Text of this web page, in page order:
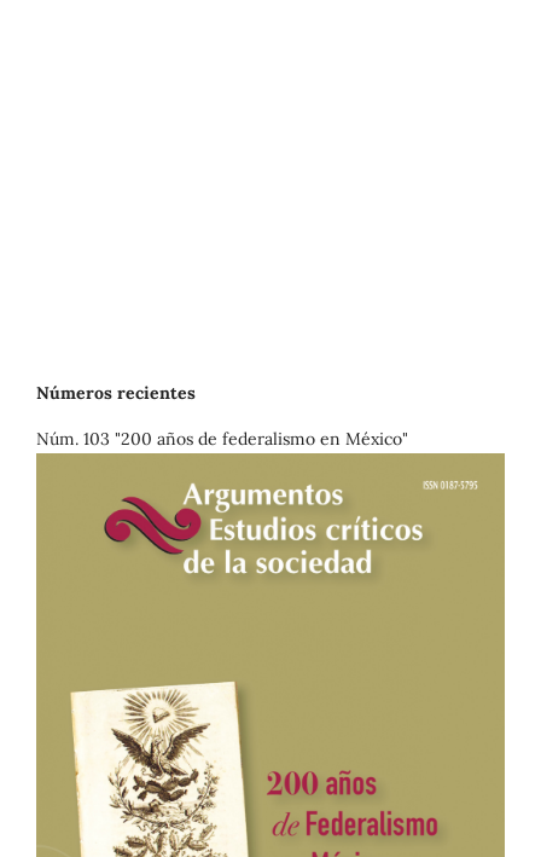
Números recientes
Núm. 103 "200 años de federalismo en México"